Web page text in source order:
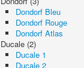
Dondorf Bleu
Dondorf Rouge
Dondorf Atlas
Ducale (2)
Ducale 1
Ducale 2